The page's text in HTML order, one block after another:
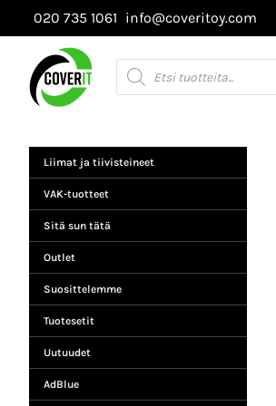
Siirry
sisältöön
020 735 1061 info@coveritoy.com
Products
search
Liimat ja tiivisteineet
VAK-tuotteet
Sitä sun tätä
Outlet
Suosittelemme
Tuotesetit
Uutuudet
AdBlue